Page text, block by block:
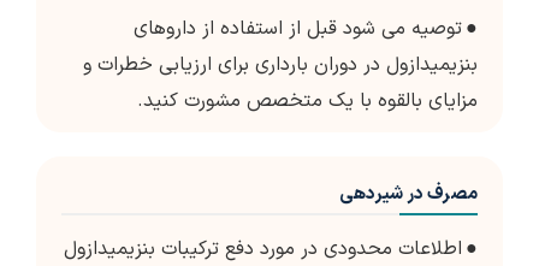
●توصیه می شود قبل از استفاده از داروهای
بنزیمیدازول در دوران بارداری برای ارزیابی خطرات و
مزایای بالقوه با یک متخصص مشورت کنید.
مصرف در شیردهی
● اطلاعات محدودی در مورد دفع ترکیبات بنزیمیدازول